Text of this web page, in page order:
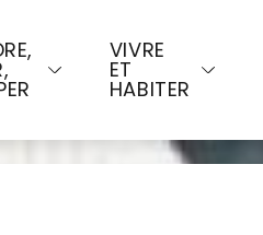
Consulter le plan du site
VIVRE
ET
HABITER